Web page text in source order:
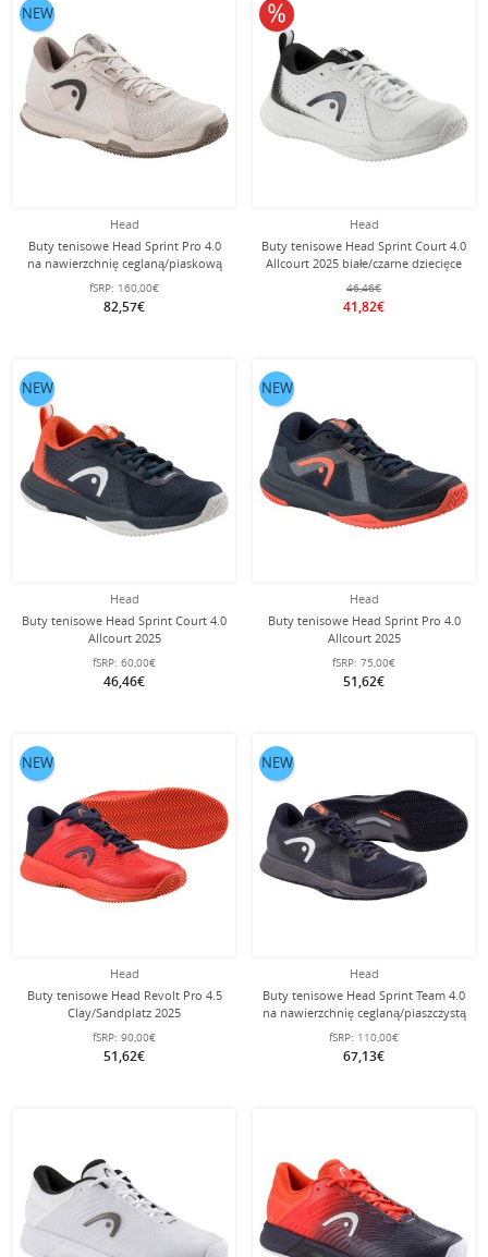
Head
Buty tenisowe Head Sprint Pro 4.0
na nawierzchnię ceglaną/piaskową
2025 beżowe/brązowe męskie
fSRP: 160,00€
82,57€
NEW
Head
Buty tenisowe Head Sprint Court 4.0
Allcourt 2025 białe/czarne dziecięce
46,46€
41,82€
10% obniżone
Head
Buty tenisowe Head Sprint Court 4.0
Allcourt 2025
ciemnoniebieskie/czerwone
dziecięce
fSRP: 60,00€
46,46€
NEW
Head
Buty tenisowe Head Sprint Pro 4.0
Allcourt 2025
ciemnoniebieskie/czerwone
dziecięce
fSRP: 75,00€
51,62€
NEW
Head
Buty tenisowe Head Revolt Pro 4.5
Clay/Sandplatz 2025
czerwono/granatowe dziecięce
fSRP: 90,00€
51,62€
NEW
Head
Buty tenisowe Head Sprint Team 4.0
na nawierzchnię ceglaną/piaszczystą
2025 ciemnoniebieskie męskie
fSRP: 110,00€
67,13€
NEW